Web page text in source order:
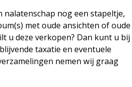
nalatenschap nog een stapeltje,
met oude ansichten of oude
u deze verkopen? Dan kunt u bij
taxatie en eventuele
nemen wij graag